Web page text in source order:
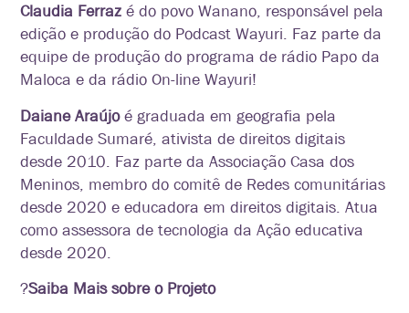
Claudia Ferrazédo povo Wanano, responsável pela
edição e produção do Podcast Wayuri. Faz parte da
equipe de produção do programa de rádio Papo da
Maloca e da rádio On-line Wayuri!
Daiane Araújoé graduada em geografia pela
Faculdade Sumaré, ativista de direitos digitais
desde 2010. Faz parte da Associação Casa dos
Meninos, membro do comitê de Redes comunitárias
desde 2020 e educadora em direitos digitais. Atua
como assessora de tecnologia da Ação educativa
desde 2020.
?Saiba Mais sobre o Projeto